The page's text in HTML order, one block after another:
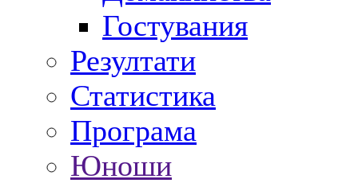
Гостувания
Резултати
Статистика
Програма
Юноши